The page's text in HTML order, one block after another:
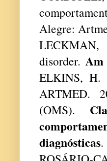
Alegre:
LECKMAN,
disorder. Am
ELKINS,
ARTMED.
(OMS).
diagnósticas